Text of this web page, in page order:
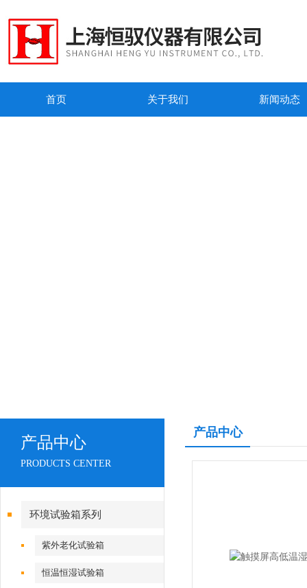
首页 关于我们 新闻动态
产品中心
PRODUCTS CENTER
环境试验箱系列
紫外老化试验箱
恒温恒湿试验箱
产品中心